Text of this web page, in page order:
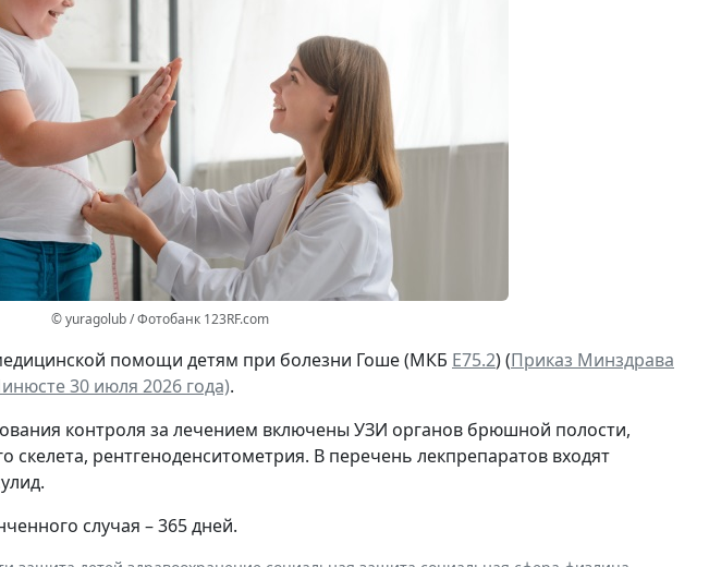
© yuragolub / Фотобанк 123RF.com
помощи детям при болезни Гоше (МКБ Е75.2) (Приказ Минздрава
30 июля 2026 года).
контроля за лечением включены УЗИ органов брюшной полости,
скелета, рентгеноденситометрия. В перечень лекпрепаратов входят
случая – 365 дней.